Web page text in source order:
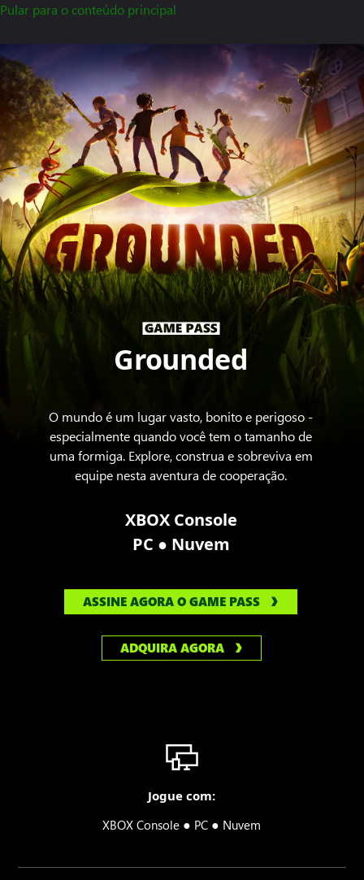
Pular para o conteúdo principal
Grounded
O mundo é um lugar vasto, bonito e perigoso -
especialmente quando você tem o tamanho de
uma formiga. Explore, construa e sobreviva em
equipe nesta aventura de cooperação.
XBOX Console
PC ● Nuvem
ASSINE AGORA O GAME PASS
ADQUIRA AGORA
Jogue com:
XBOX Console ● PC ● Nuvem